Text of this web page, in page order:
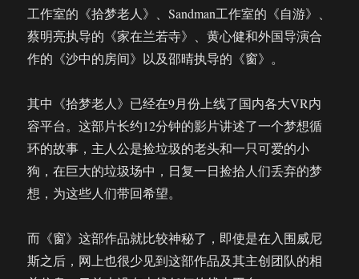
工作室的《拾梦老人》、Sandman工作室的《自游》、
蔡明亮执导的《家在兰若寺》、黄心健和外国导演合
作的《沙中的房间》以及邵晴执导的《窗》。
其中《拾梦老人》已经在9月份上线了国内各大VR内
容平台。这部片长约12分钟的影片讲述了一个梦想循
环的故事，主人公是捡垃圾的老头和一只可爱的小
狗，在巨大的垃圾场中，日复一日捡拾人们丢弃的梦
想，为这些人们带回希望。
而《窗》这部作品就比较神秘了，即使是在入围威尼
斯之后，网上也很少见到这部作品及其主创团队的相